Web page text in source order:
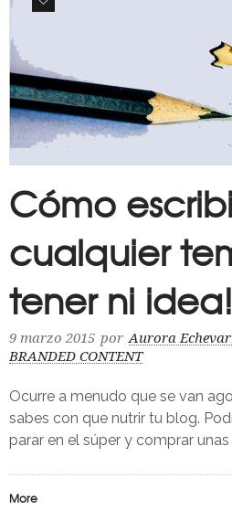
Cómo
cualquier
tener ni idea!
9 marzo 2015 por Aurora
BRANDED CONTENT
Ocurre a menudo que se van
sabes con que nutrir tu blog.
parar en el súper y comprar unas
More